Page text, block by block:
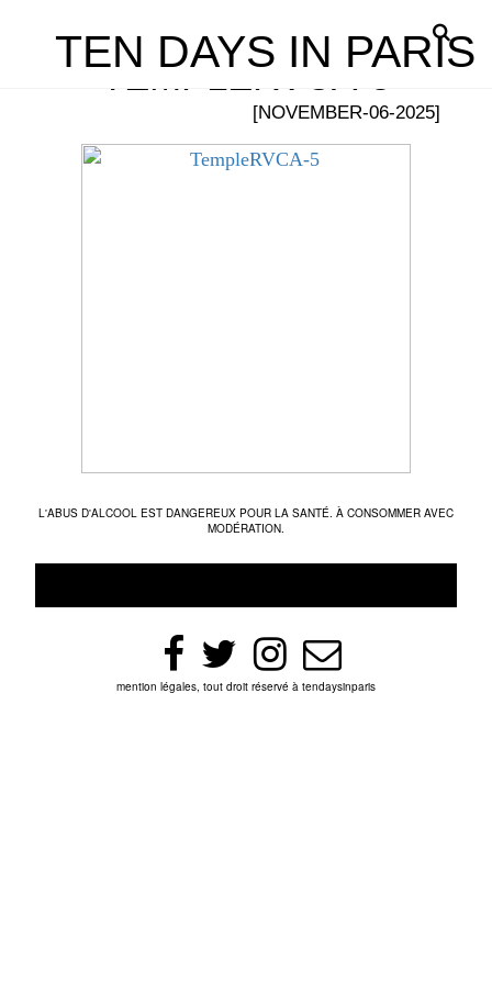
TEN DAYS IN PARIS
TEMPLERVCA-5
[NOVEMBER-06-2025]
L'ABUS D'ALCOOL EST DANGEREUX POUR LA SANTÉ. À CONSOMMER AVEC
MODÉRATION.
mention légales, tout droit réservé à tendaysinparis